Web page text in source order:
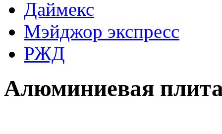
Даймекс
Мэйджор экспресс
РЖД
Алюминиевая